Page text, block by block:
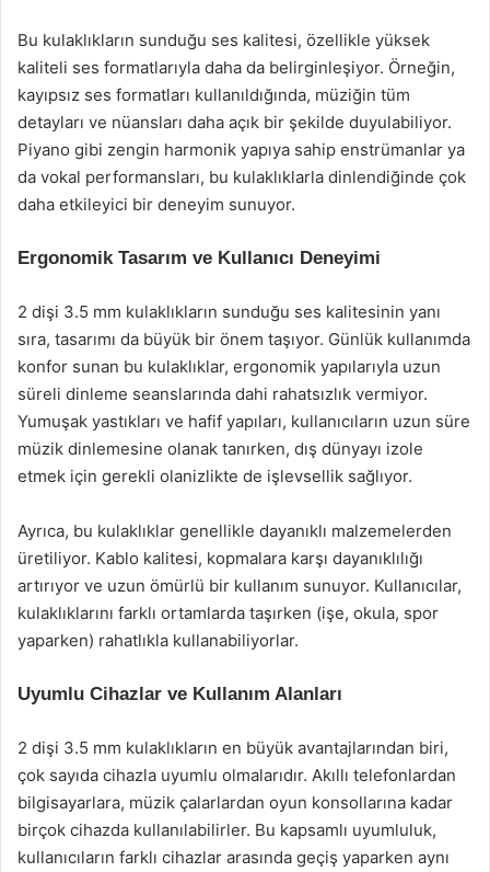
Bu kulaklıkların sunduğu ses kalitesi, özellikle yüksek
kaliteli ses formatlarıyla daha da belirginleşiyor. Örneğin,
kayıpsız ses formatları kullanıldığında, müziğin tüm
detayları ve nüansları daha açık bir şekilde duyulabiliyor.
Piyano gibi zengin harmonik yapıya sahip enstrümanlar ya
da vokal performansları, bu kulaklıklarla dinlendiğinde çok
daha etkileyici bir deneyim sunuyor.
Ergonomik Tasarım ve Kullanıcı Deneyimi
2 dişi 3.5 mm kulaklıkların sunduğu ses kalitesinin yanı
sıra, tasarımı da büyük bir önem taşıyor. Günlük kullanımda
konfor sunan bu kulaklıklar, ergonomik yapılarıyla uzun
süreli dinleme seanslarında dahi rahatsızlık vermiyor.
Yumuşak yastıkları ve hafif yapıları, kullanıcıların uzun süre
müzik dinlemesine olanak tanırken, dış dünyayı izole
etmek için gerekli olanizlikte de işlevsellik sağlıyor.
Ayrıca, bu kulaklıklar genellikle dayanıklı malzemelerden
üretiliyor. Kablo kalitesi, kopmalara karşı dayanıklılığı
artırıyor ve uzun ömürlü bir kullanım sunuyor. Kullanıcılar,
kulaklıklarını farklı ortamlarda taşırken (işe, okula, spor
yaparken) rahatlıkla kullanabiliyorlar.
Uyumlu Cihazlar ve Kullanım Alanları
2 dişi 3.5 mm kulaklıkların en büyük avantajlarından biri,
çok sayıda cihazla uyumlu olmalarıdır. Akıllı telefonlardan
bilgisayarlara, müzik çalarlardan oyun konsollarına kadar
birçok cihazda kullanılabilirler. Bu kapsamlı uyumluluk,
kullanıcıların farklı cihazlar arasında geçiş yaparken aynı